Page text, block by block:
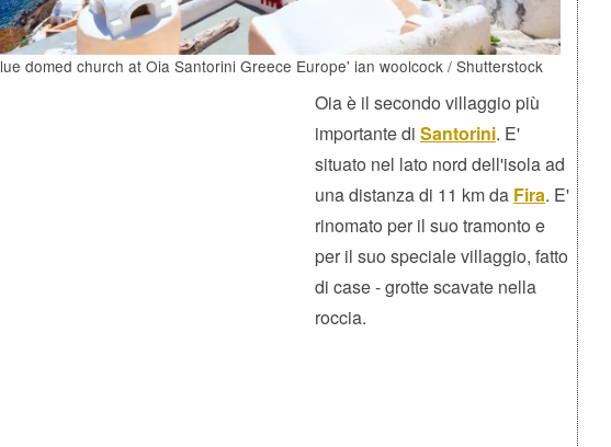
domed church at Oia Santorini Greece Europe' ian woolcock / Shutterstock
Oia è il secondo villaggio più
importante di Santorini. E'
situato nel lato nord dell'isola ad
una distanza di 11 km da Fira. E'
rinomato per il suo tramonto e
per il suo speciale villaggio, fatto
di case - grotte scavate nella
roccia.